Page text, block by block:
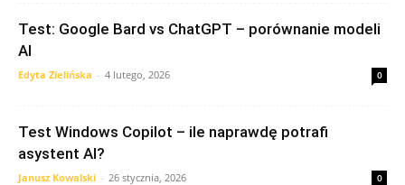
Test: Google Bard vs ChatGPT – porównanie modeli
AI
Edyta Zielińska - 4 lutego, 2026 0
Test Windows Copilot – ile naprawdę potrafi
asystent AI?
Janusz Kowalski - 26 stycznia, 2026 0